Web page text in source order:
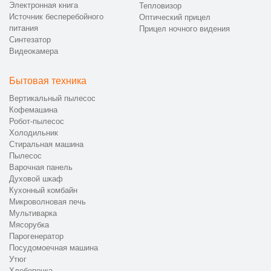
Поэтапная схема обслуживания позволяет контролировать
качество ремонта на каждом этапе.
📞 Как оформить ремонт сплит-систем
центре CanDo, связавшись с менеджерами по телефону +7
(863) 209-72-94. Специалисты примут заявку, уточнят
признаки неисправности и подскажут удобный способ
передачи техники. Стоимость работ начинается от 1000 руб.,
при этом диагностика выполняется бесплатно при
дальнейшем ремонте. При необходимости можно
воспользоваться услугой доставки оборудования. Сервисный
центр расположен по адресу Лермонтовский пр., 37.
Электронная книга
Источник бесперебойного
питания
Синтезатор
Видеокамера
Тепловизор
Оптический прицел
Прицел ночного видения
Бытовая техника
Вертикальный пылесос
Кофемашина
Робот-пылесос
Холодильник
Стиральная машина
Пылесос
Варочная панель
Духовой шкаф
Кухонный комбайн
Микроволновая печь
Мультиварка
Мясорубка
Парогенератор
Посудомоечная машина
Утюг